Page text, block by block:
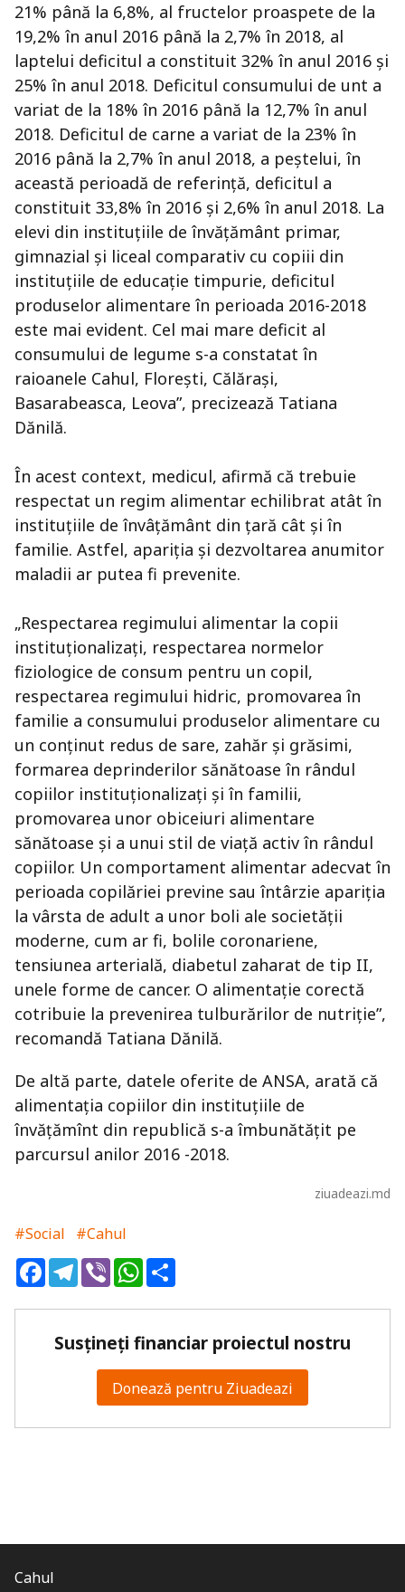
21% până la 6,8%, al fructelor proaspete de la
19,2% în anul 2016 până la 2,7% în 2018, al
laptelui deficitul a constituit 32% în anul 2016 şi
25% în anul 2018. Deficitul consumului de unt a
variat de la 18% în 2016 până la 12,7% în anul
2018. Deficitul de carne a variat de la 23% în
2016 până la 2,7% în anul 2018, a peştelui, în
această perioadă de referinţă, deficitul a
constituit 33,8% în 2016 şi 2,6% în anul 2018. La
elevi din instituţiile de învăţământ primar,
gimnazial şi liceal comparativ cu copiii din
instituţiile de educaţie timpurie, deficitul
produselor alimentare în perioada 2016-2018
este mai evident. Cel mai mare deficit al
consumului de legume s-a constatat în
raioanele Cahul, Floreşti, Călăraşi,
Basarabeasca, Leova”, precizează Tatiana
Dănilă.
În acest context, medicul, afirmă că trebuie
respectat un regim alimentar echilibrat atât în
instituţiile de învâţământ din ţară cât şi în
familie. Astfel, apariţia şi dezvoltarea anumitor
maladii ar putea fi prevenite.
„Respectarea regimului alimentar la copii
instituţionalizaţi, respectarea normelor
fiziologice de consum pentru un copil,
respectarea regimului hidric, promovarea în
familie a consumului produselor alimentare cu
un conţinut redus de sare, zahăr şi grăsimi,
formarea deprinderilor sănătoase în rândul
copiilor instituţionalizaţi şi în familii,
promovarea unor obiceiuri alimentare
sănătoase şi a unui stil de viaţă activ în rândul
copiilor. Un comportament alimentar adecvat în
perioada copilăriei previne sau întârzie apariţia
la vârsta de adult a unor boli ale societăţii
moderne, cum ar fi, bolile coronariene,
tensiunea arterială, diabetul zaharat de tip II,
unele forme de cancer. O alimentaţie corectă
cotribuie la prevenirea tulburărilor de nutriţie”,
recomandă Tatiana Dănilă.
De altă parte, datele oferite de ANSA, arată că
alimentaţia copiilor din instituţiile de
învăţămînt din republică s-a îmbunătăţit pe
parcursul anilor 2016 -2018.
ziuadeazi.md
#Social
#Cahul
FacebookTelegram
ViberWhatsApp
Susțineți financiar proiectul nostru
Donează pentru Ziuadeazi
Cahul